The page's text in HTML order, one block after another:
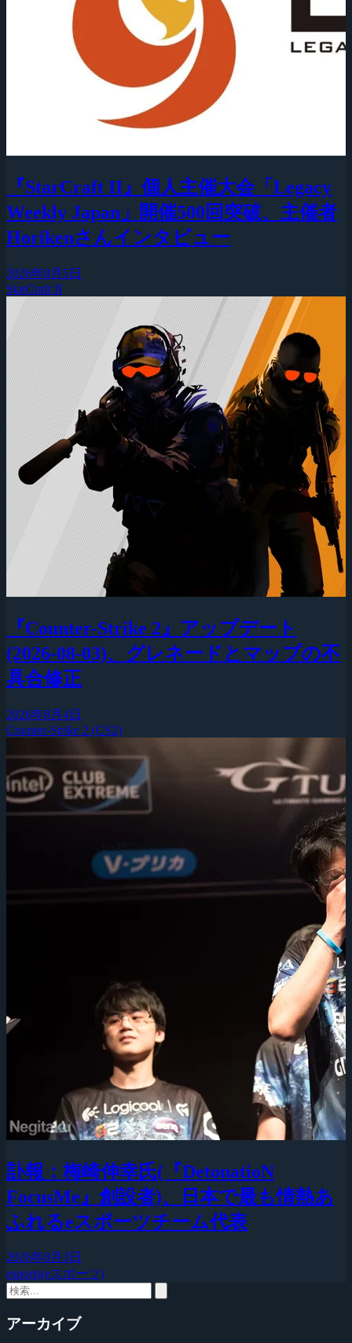
『StarCraft II』個人主催大会「Legacy
Weekly Japan」開催500回突破、主催者
Horikenさんインタビュー
2026年8月5日
StarCraft II
『Counter-Strike 2』アップデート
(2026-08-03)、グレネードとマップの不
具合修正
2026年8月4日
Counter-Strike 2 (CS2)
訃報：梅崎伸幸氏(『DetonatioN
FocusMe』創設者)、日本で最も情熱あ
ふれるeスポーツチーム代表
2026年8月3日
esports(eスポーツ)
アーカイブ